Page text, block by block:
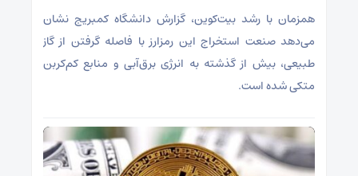
همزمان با رشد بیت‌کوین، گزارش دانشگاه کمبریج نشان
می‌دهد صنعت استخراج این رمزارز با فاصله گرفتن از گاز
طبیعی، بیش از گذشته به انرژی برق‌آبی و منابع کم‌کربن
متکی شده است.